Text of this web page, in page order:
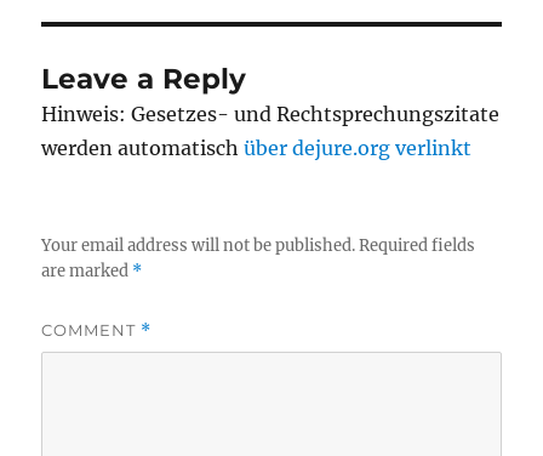
Leave a Reply
Hinweis: Gesetzes- und Rechtsprechungszitate
werden automatischüber dejure.org verlinkt
Your email address will not be published. Required fields
are marked *
COMMENT *